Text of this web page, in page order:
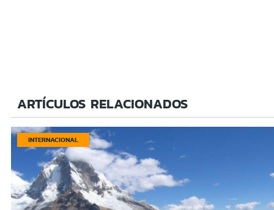
ARTÍCULOS RELACIONADOS
INTERNACIONAL